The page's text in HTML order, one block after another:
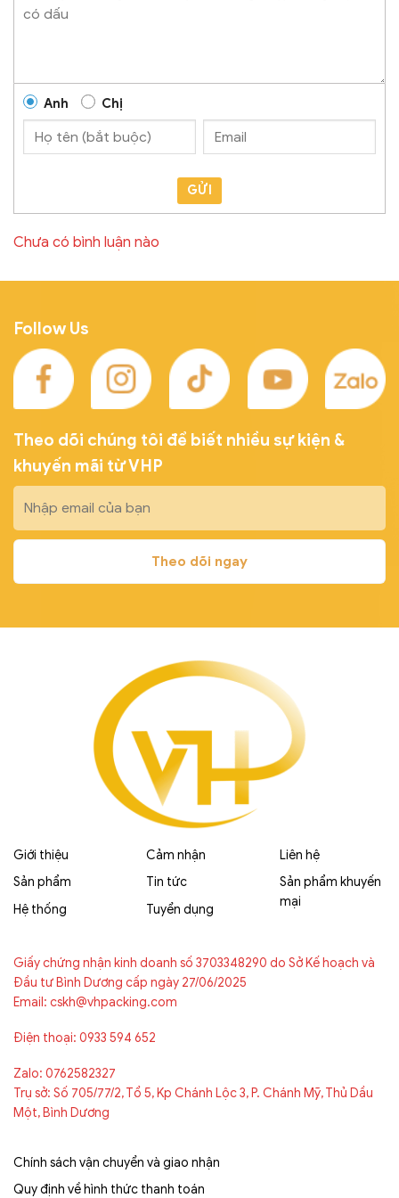
Anh Chị
GỬI
Chưa có bình luận nào
Follow Us
Theo dõi chúng tôi để biết nhiều sự kiện &
khuyến mãi từ VHP
Giới thiệu
Sản phẩm
Hệ thống
Cảm nhận
Tin tức
Tuyển dụng
Liên hệ
Sản phẩm khuyến
mại
Giấy chứng nhận kinh doanh số 3703348290 do Sở Kế hoạch và
Đầu tư Bình Dương cấp ngày 27/06/2025
Email: cskh@vhpacking.com
Điện thoại: 0933 594 652
Zalo: 0762582327
Trụ sở: Số 705/77/2, Tổ 5, Kp Chánh Lộc 3, P. Chánh Mỹ, Thủ Dầu
Một, Bình Dương
Chính sách vận chuyển và giao nhận
Quy định về hình thức thanh toán